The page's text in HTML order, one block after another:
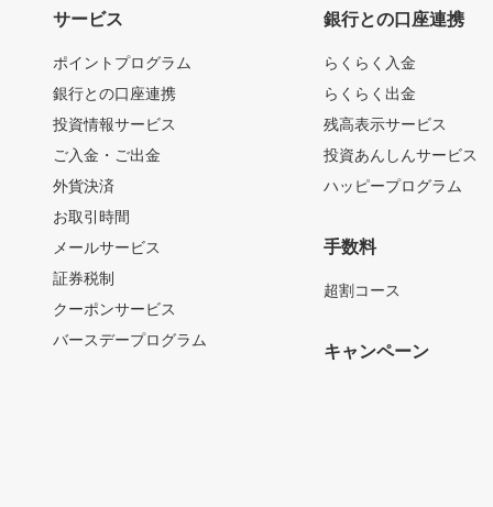
サービス
ポイントプログラム
銀行との口座連携
投資情報サービス
ご入金・ご出金
外貨決済
お取引時間
メールサービス
証券税制
クーポンサービス
バースデープログラム
銀行との口座連携
らくらく入金
らくらく出金
残高表示サービス
投資あんしんサービス
ハッピープログラム
手数料
超割コース
キャンペーン